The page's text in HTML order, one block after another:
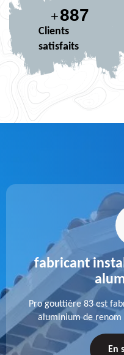
+887
Clients
satisfaits
fabricant
Pro gouttière 83 est
aluminium de renom
chaque besoin,
gouttières
En